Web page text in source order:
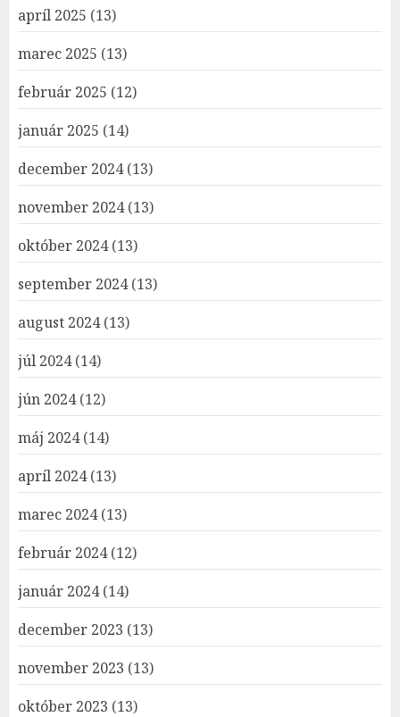
apríl 2025 (13)
marec 2025 (13)
február 2025 (12)
január 2025 (14)
december 2024(13)
november 2024(13)
október 2024(13)
september 2024(13)
august 2024(13)
júl 2024(14)
jún 2024(12)
máj 2024(14)
apríl 2024(13)
marec 2024(13)
február 2024(12)
január 2024(14)
december 2023 (13)
november 2023 (13)
október 2023 (13)